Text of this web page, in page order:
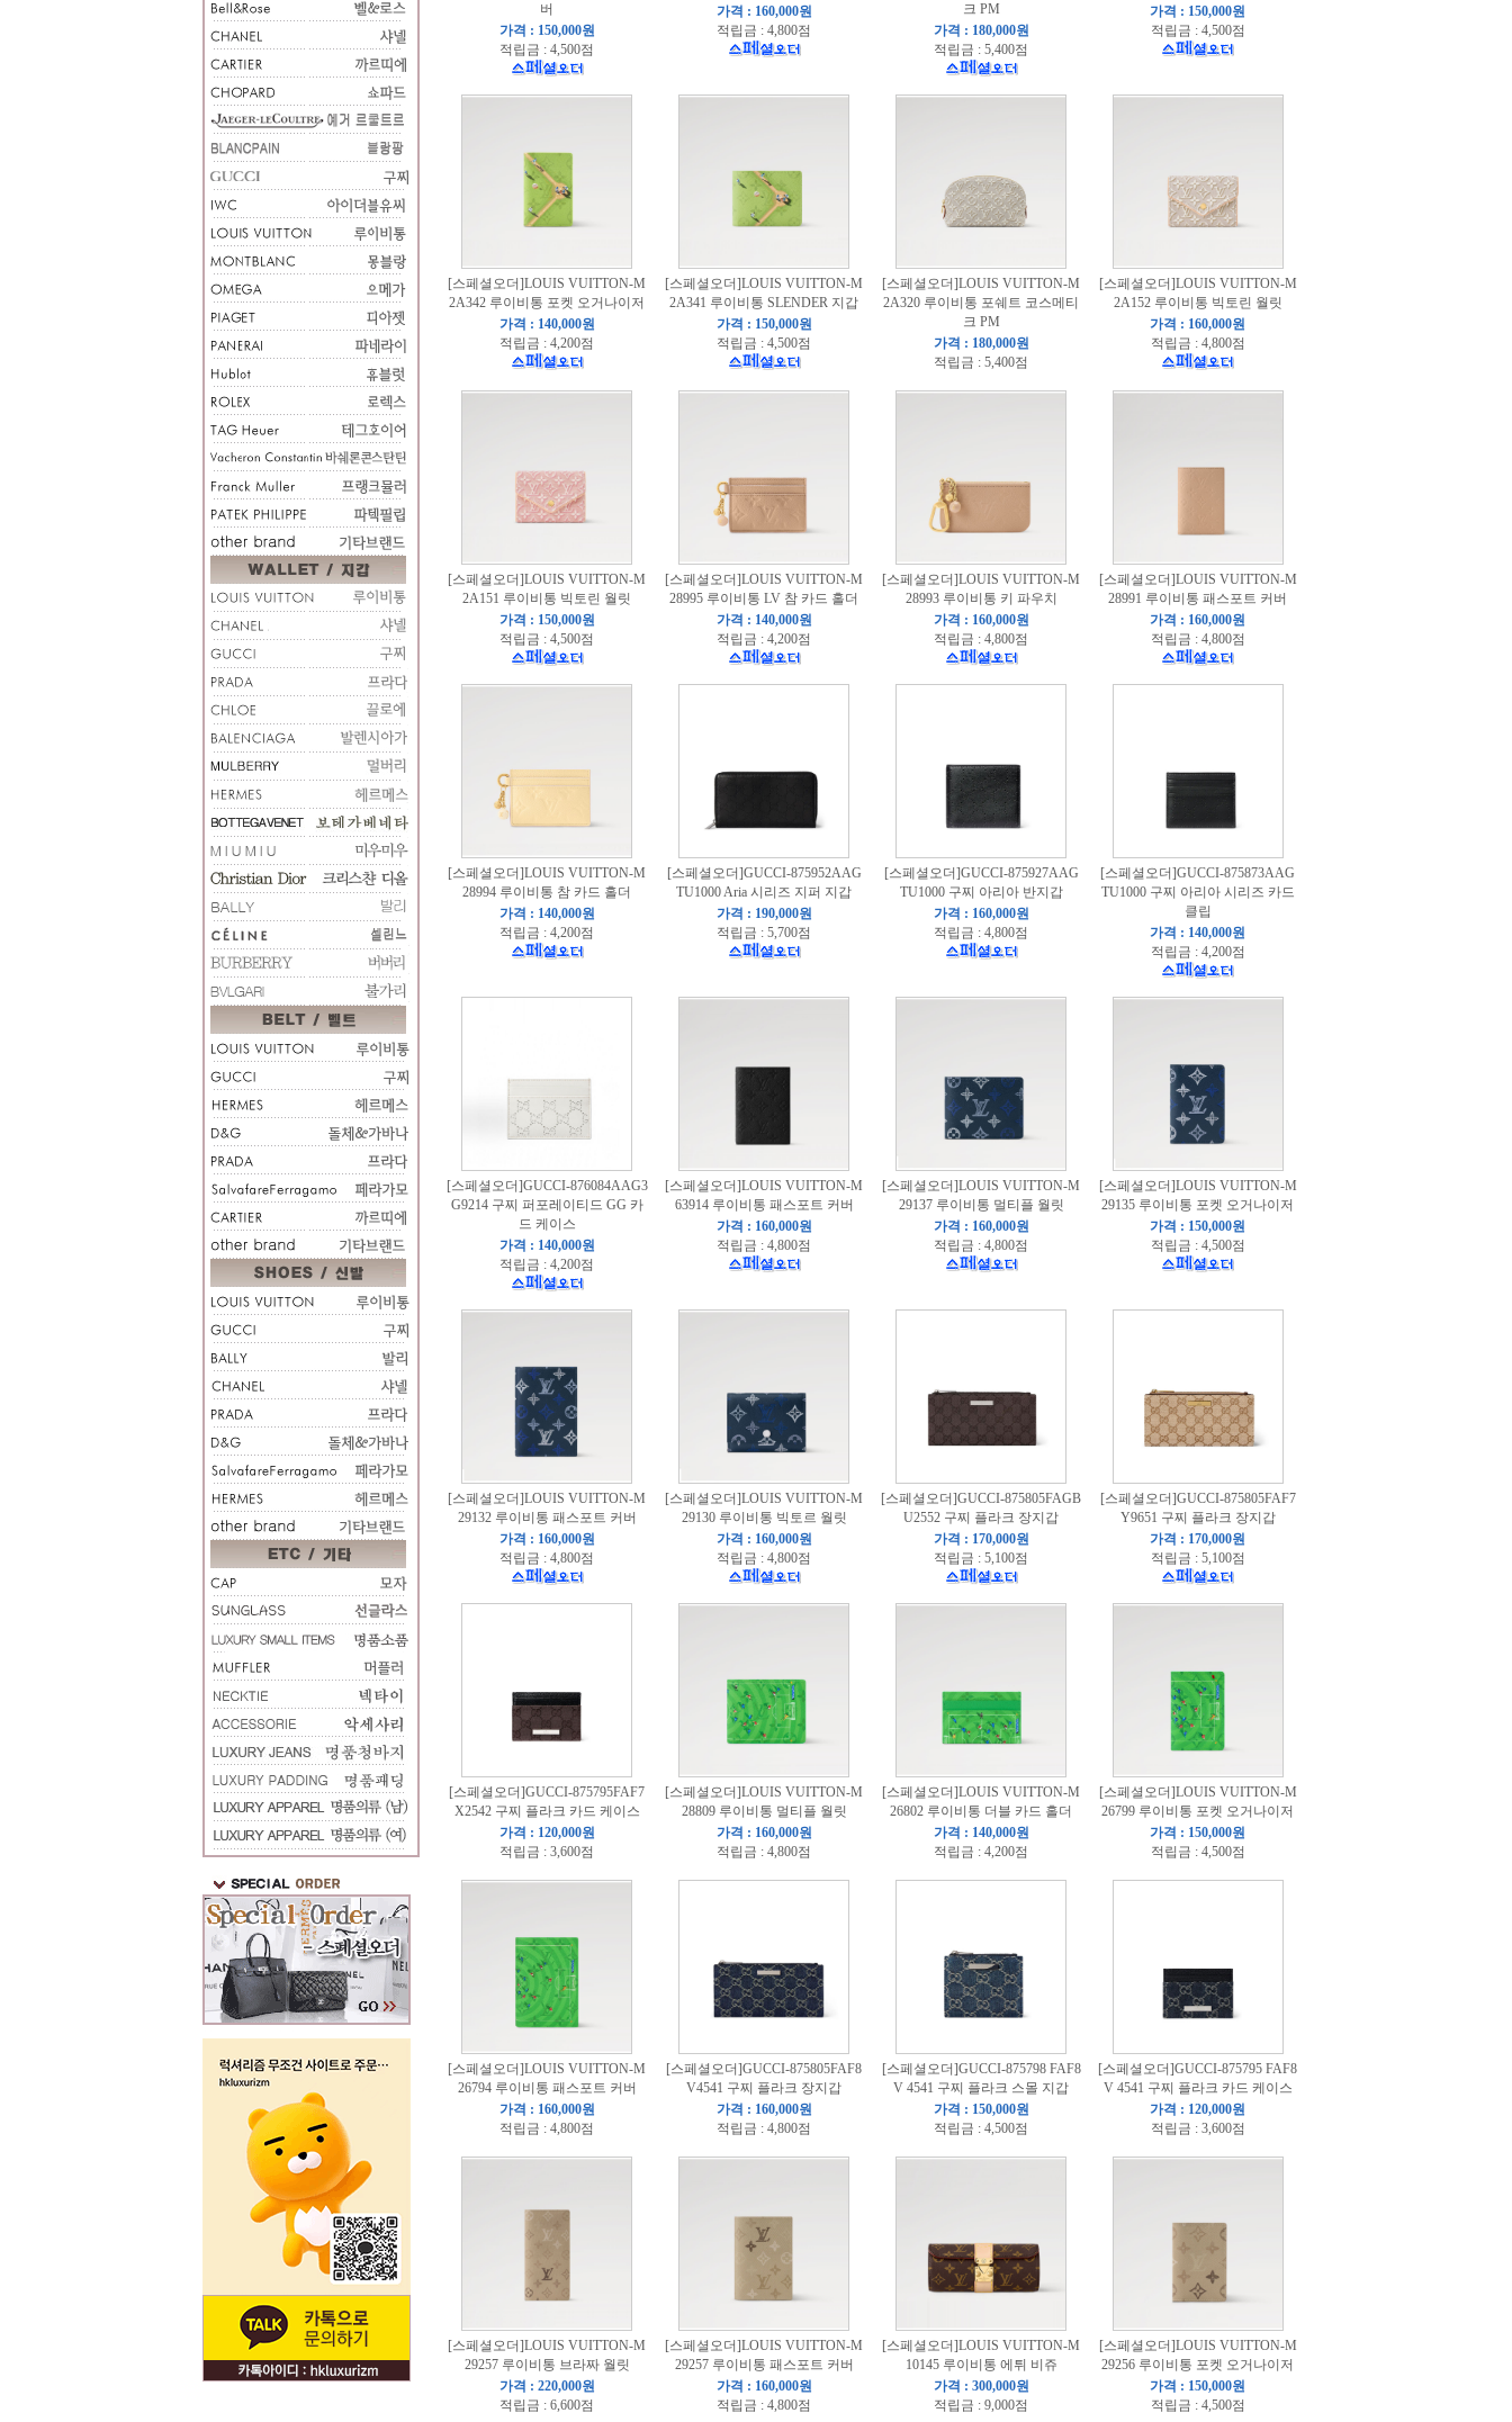
버
가격 : 150,000원
적립금 : 4,500점
가격 : 160,000원
적립금 : 4,800점
크 PM
가격 : 180,000원
적립금 : 5,400점
가격 : 150,000원
적립금 : 4,500점
[스페셜오더]LOUIS VUITTON-M
2A342 루이비통 포켓 오거나이저
가격 : 140,000원
적립금 : 4,200점
[스페셜오더]LOUIS VUITTON-M
2A341 루이비통 SLENDER 지갑
가격 : 150,000원
적립금 : 4,500점
[스페셜오더]LOUIS VUITTON-M
2A320 루이비통 포쉐트 코스메티
크 PM
가격 : 180,000원
적립금 : 5,400점
[스페셜오더]LOUIS VUITTON-M
2A152 루이비통 빅토린 월릿
가격 : 160,000원
적립금 : 4,800점
[스페셜오더]LOUIS VUITTON-M
2A151 루이비통 빅토린 월릿
가격 : 150,000원
적립금 : 4,500점
[스페셜오더]LOUIS VUITTON-M
28995 루이비통 LV 참 카드 홀더
가격 : 140,000원
적립금 : 4,200점
[스페셜오더]LOUIS VUITTON-M
28993 루이비통 키 파우치
가격 : 160,000원
적립금 : 4,800점
[스페셜오더]LOUIS VUITTON-M
28991 루이비통 패스포트 커버
가격 : 160,000원
적립금 : 4,800점
[스페셜오더]LOUIS VUITTON-M
28994 루이비통 참 카드 홀더
가격 : 140,000원
적립금 : 4,200점
[스페셜오더]GUCCI-875952AAG
TU1000 Aria 시리즈 지퍼 지갑
가격 : 190,000원
적립금 : 5,700점
[스페셜오더]GUCCI-875927AAG
TU1000 구찌 아리아 반지갑
가격 : 160,000원
적립금 : 4,800점
[스페셜오더]GUCCI-875873AAG
TU1000 구찌 아리아 시리즈 카드
클립
가격 : 140,000원
적립금 : 4,200점
[스페셜오더]GUCCI-876084AAG3
G9214 구찌 퍼포레이티드 GG 카
드 케이스
가격 : 140,000원
적립금 : 4,200점
[스페셜오더]LOUIS VUITTON-M
63914 루이비통 패스포트 커버
가격 : 160,000원
적립금 : 4,800점
[스페셜오더]LOUIS VUITTON-M
29137 루이비통 멀티플 월릿
가격 : 160,000원
적립금 : 4,800점
[스페셜오더]LOUIS VUITTON-M
29135 루이비통 포켓 오거나이저
가격 : 150,000원
적립금 : 4,500점
[스페셜오더]LOUIS VUITTON-M
29132 루이비통 패스포트 커버
가격 : 160,000원
적립금 : 4,800점
[스페셜오더]LOUIS VUITTON-M
29130 루이비통 빅토르 월릿
가격 : 160,000원
적립금 : 4,800점
[스페셜오더]GUCCI-875805FAGB
U2552 구찌 플라크 장지갑
가격 : 170,000원
적립금 : 5,100점
[스페셜오더]GUCCI-875805FAF7
Y9651 구찌 플라크 장지갑
가격 : 170,000원
적립금 : 5,100점
[스페셜오더]GUCCI-875795FAF7
X2542 구찌 플라크 카드 케이스
가격 : 120,000원
적립금 : 3,600점
[스페셜오더]LOUIS VUITTON-M
28809 루이비통 멀티플 월릿
가격 : 160,000원
적립금 : 4,800점
[스페셜오더]LOUIS VUITTON-M
26802 루이비통 더블 카드 홀더
가격 : 140,000원
적립금 : 4,200점
[스페셜오더]LOUIS VUITTON-M
26799 루이비통 포켓 오거나이저
가격 : 150,000원
적립금 : 4,500점
[스페셜오더]LOUIS VUITTON-M
26794 루이비통 패스포트 커버
가격 : 160,000원
적립금 : 4,800점
[스페셜오더]GUCCI-875805FAF8
V4541 구찌 플라크 장지갑
가격 : 160,000원
적립금 : 4,800점
[스페셜오더]GUCCI-875798 FAF8
V 4541 구찌 플라크 스몰 지갑
가격 : 150,000원
적립금 : 4,500점
[스페셜오더]GUCCI-875795 FAF8
V 4541 구찌 플라크 카드 케이스
가격 : 120,000원
적립금 : 3,600점
[스페셜오더]LOUIS VUITTON-M
29257 루이비통 브라짜 월릿
가격 : 220,000원
적립금 : 6,600점
[스페셜오더]LOUIS VUITTON-M
29257 루이비통 패스포트 커버
가격 : 160,000원
적립금 : 4,800점
[스페셜오더]LOUIS VUITTON-M
10145 루이비통 에튀 비쥬
가격 : 300,000원
적립금 : 9,000점
[스페셜오더]LOUIS VUITTON-M
29256 루이비통 포켓 오거나이저
가격 : 150,000원
적립금 : 4,500점